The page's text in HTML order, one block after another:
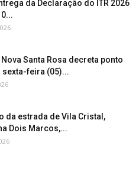
da Declaração do ITR 2026
Santa Rosa decreta ponto
feira (05)...
da estrada de Vila Cristal,
Dois Marcos,...